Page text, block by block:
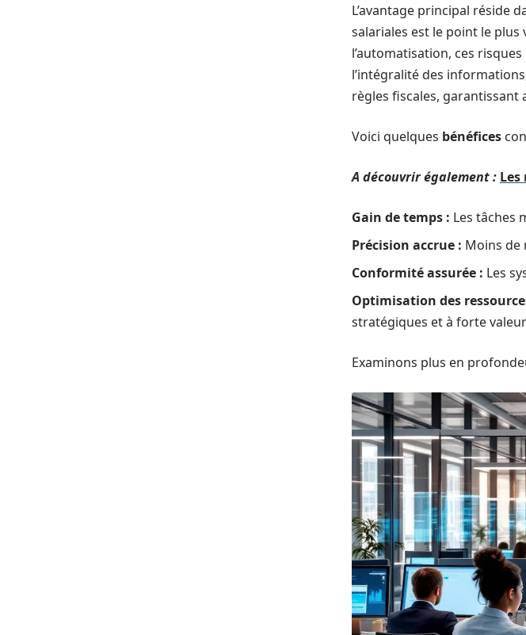
L’avantage principal réside
salariales est le point le plus
l’automatisation, ces
l’intégralité des
règles fiscales, garantissant
Voici quelques bénéfices
A découvrir également :
Gain de temps : Les tâches
Précision accrue : Moins de
Conformité assurée : Les
Optimisation des
stratégiques et à forte
Examinons plus en